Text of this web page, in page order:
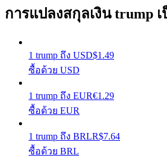
รับรางวัลการแข่งขันทุกวัน
การปักหลัก
การแปลงสกุลเงิน trump
1 trump ถึง USD$1.49
ซื้อด้วย USD
1 trump ถึง EUR€1.29
ซื้อด้วย EUR
1 trump ถึง BRLR$7.64
ซื้อด้วย BRL